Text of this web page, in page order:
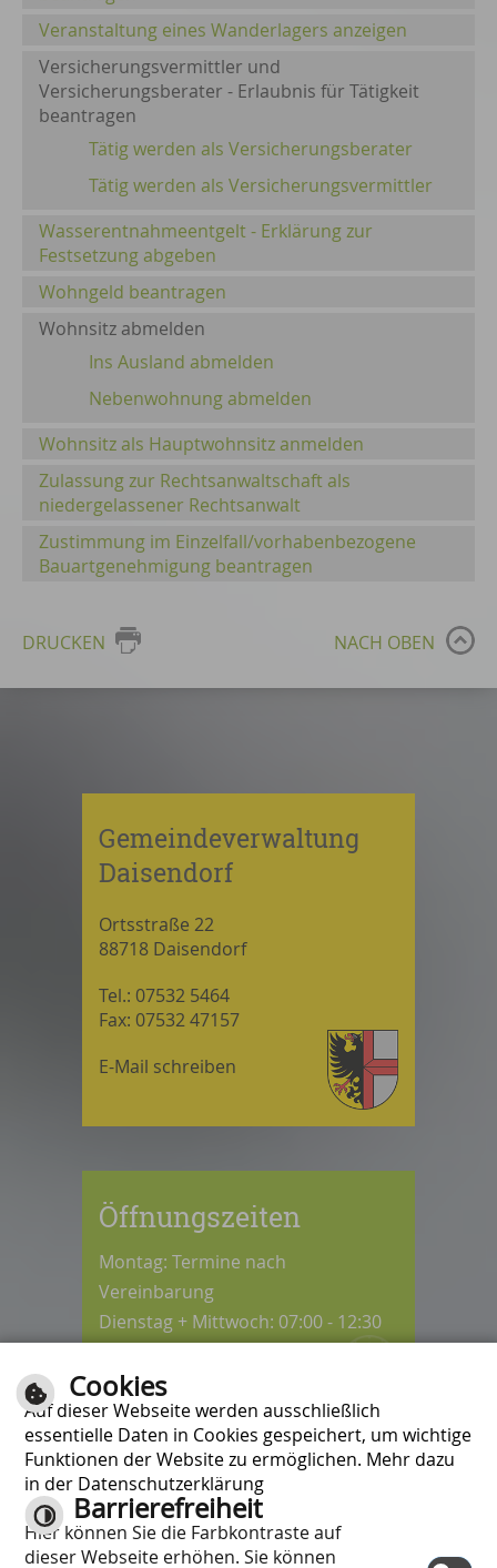
Veranstaltung eines Wanderlagers anzeigen
Versicherungsvermittler und
Versicherungsberater - Erlaubnis für Tätigkeit
beantragen
Tätig werden als Versicherungsberater
Tätig werden als Versicherungsvermittler
Wasserentnahmeentgelt - Erklärung zur
Festsetzung abgeben
Wohngeld beantragen
Wohnsitz abmelden
Ins Ausland abmelden
Nebenwohnung abmelden
Wohnsitz als Hauptwohnsitz anmelden
Zulassung zur Rechtsanwaltschaft als
niedergelassener Rechtsanwalt
Zustimmung im Einzelfall/vorhabenbezogene
Bauartgenehmigung beantragen
DRUCKEN NACH OBEN
Gemeindeverwaltung
Daisendorf
Ortsstraße 22
88718 Daisendorf
Tel.: 07532 5464
Fax: 07532 47157
E-Mail schreiben
Öffnungszeiten
Montag: Termine nach
Vereinbarung
Dienstag + Mittwoch: 07:00 - 12:30
Donnerstag: 08:30 - 12:30 / 14:00 -
18:00 Uhr
Freitag: 07:00 - 12:00 Uhr
Kontrast
Inhalt|Impressum |Hilfe|
Cookies
Auf dieser Webseite werden ausschließlich
essentielle Daten in Cookies gespeichert, um wichtige
Funktionen der Website zu ermöglichen. Mehr dazu
in der Datenschutzerklärung
Barrierefreiheit
Hier können Sie die Farbkontraste auf
dieser Webseite erhöhen. Sie können